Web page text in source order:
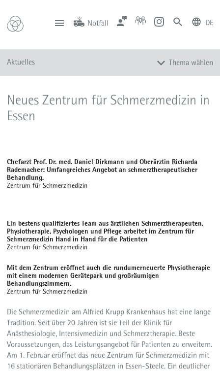
Notfall
Notfall Zentrale Anfahrt
DE
Aktuelles Thema wählen
Veranstaltungen
Newsletter
Presse
Mediathek
Neues Zentrum für Schmerzmedizin in
Essen
Chefarzt Prof. Dr. med. Daniel Dirkmann und Oberärztin Richarda
Rademacher: Umfangreiches Angebot an schmerztherapeutischer
Behandlung.
Zentrum für Schmerzmedizin
Ein bestens qualifiziertes Team aus ärztlichen Schmerztherapeuten,
Physiotherapie, Psychologen und Pflege arbeitet im Zentrum für
Schmerzmedizin Hand in Hand für die Patienten
Zentrum für Schmerzmedizin
Mit dem Zentrum eröffnet auch die rundumerneuerte Physiotherapie
mit einem modernen Gerätepark und großräumigen
Behandlungszimmern.
Zentrum für Schmerzmedizin
Die Schmerzmedizin am Alfried Krupp Krankenhaus hat eine lange
Tradition. Seit über 20 Jahren ist sie Teil der Klinik für
Anästhesiologie, Intensivmedizin und Schmerztherapie. Beste
Voraussetzungen, das Leistungsangebot für Patienten zu erweitern.
Am 1. Februar eröffnet das neue Zentrum für Schmerzmedizin mit
16 stationären Behandlungsplätzen in Essen-Steele. Ein deutlicher